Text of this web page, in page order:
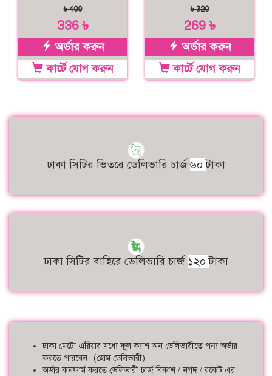
৳ 400
336 ৳
অর্ডার করুন
কার্টে যোগ করুন
৳ 320
269 ৳
অর্ডার করুন
কার্টে যোগ করুন
ঢাকা সিটির ভিতরে ডেলিভারি চার্জ৬০টাকা
ঢাকা সিটির বাহিরে ডেলিভারি চার্জ ১২০টাকা
ঢাকা মেট্রো এরিয়ার মধ্যে ফুল ক্যাশ অন ডেলিভারীতে পন্য অর্ডার
করতে পারবেন। (হোম ডেলিভারী)
অর্ডার কনফার্ম করতে ডেলিভারী চার্জ বিকাশ / নগদ / রকেট এর